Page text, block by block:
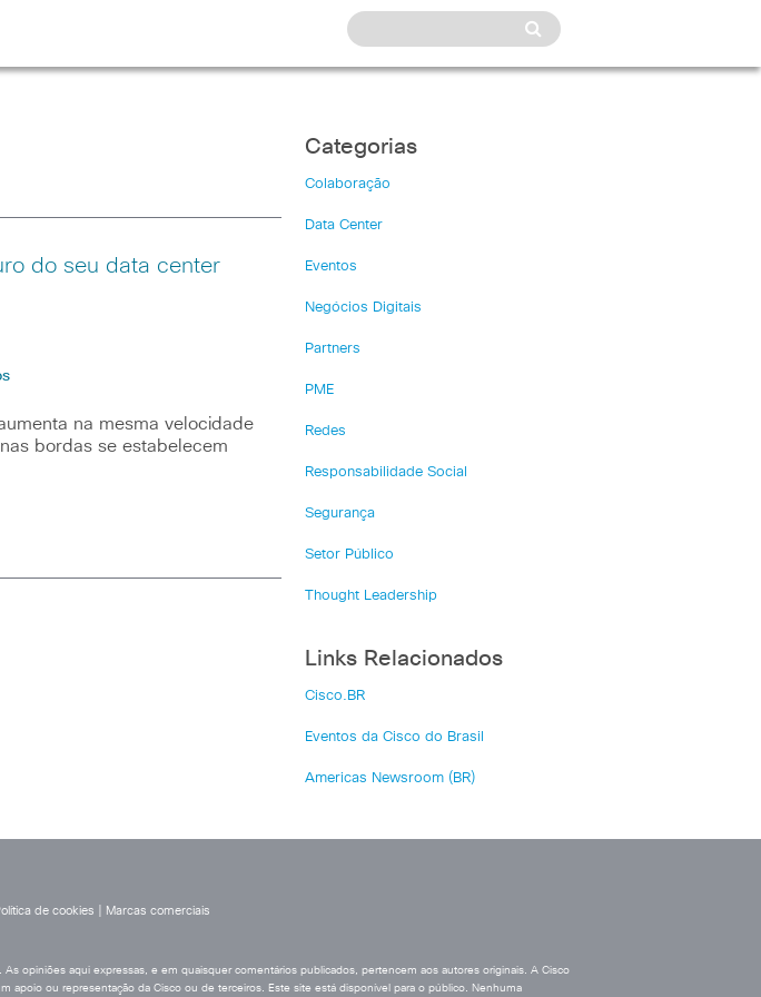
do seu data center
na mesma velocidade
bordas se estabelecem
Categorias
Colaboração
Data Center
Eventos
Negócios Digitais
Partners
PME
Redes
Responsabilidade Social
Segurança
Setor Público
Thought Leadership
Links Relacionados
Cisco.BR
Eventos da Cisco do Brasil
Americas Newsroom (BR)
de cookies
Marcas comerciais
opiniões aqui expressas, e em quaisquer comentários publicados, pertencem aos autores originais. A Cisco
ou representação da Cisco ou de terceiros. Este site está disponível para o público. Nenhuma